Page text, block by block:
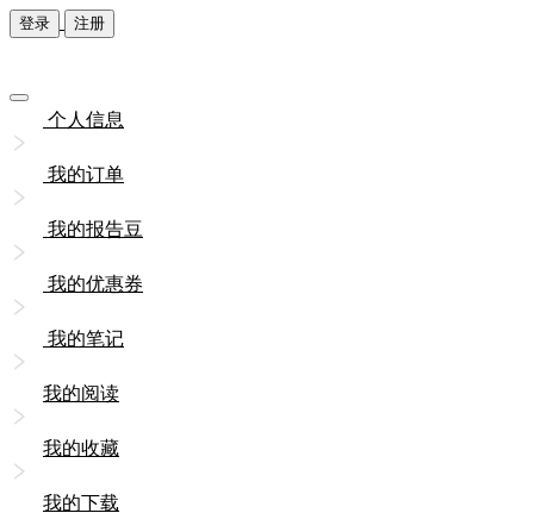
登录 注册
个人信息
我的订单
我的报告豆
我的优惠券
我的笔记
我的阅读
我的收藏
我的下载